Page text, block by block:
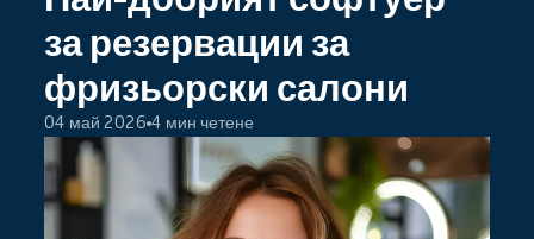
за резервации за
фризьорски салони
04 май 2026 4 мин четене